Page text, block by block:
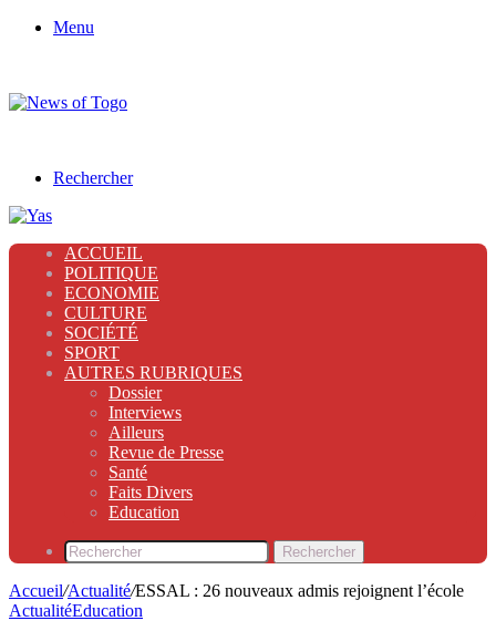
Menu
Rechercher
ACCUEIL
POLITIQUE
ECONOMIE
CULTURE
SOCIÉTÉ
SPORT
AUTRES RUBRIQUES
Dossier
Interviews
Ailleurs
Revue de Presse
Santé
Faits Divers
Education
Rechercher
Accueil/Actualité/ESSAL : 26 nouveaux admis rejoignent l’école
ActualitéEducation